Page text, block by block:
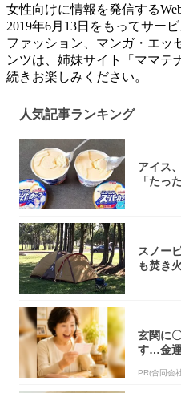
女性向けに情報を発信する
2019年6月13日をもってサー
ファッション、マンガ・エッ
ンツは、姉妹サイト「ママテ
続きお楽しみください。
人気記事ランキング
アイス
「たっ
スノー
も焚き
玄関に
す…金
PR(合同会